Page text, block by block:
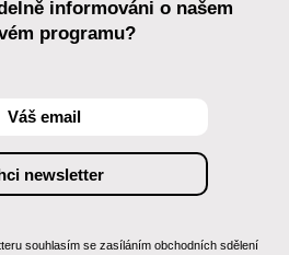
informováni o našem
programu?
souhlasím se zasíláním obchodních sdělení